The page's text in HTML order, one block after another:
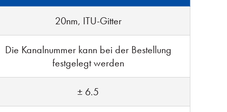
20nm, ITU-Gitter
Die Kanalnummer kann bei der Bestellung
festgelegt werden
± 6.5